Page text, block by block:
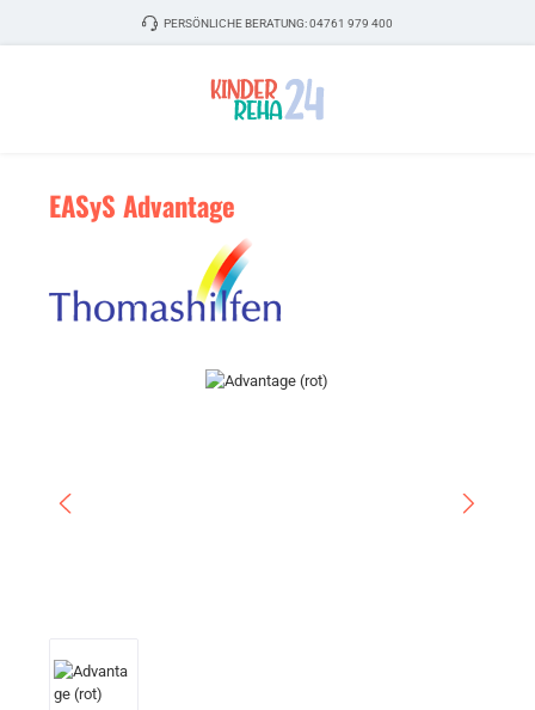
Zum Hauptinhalt springenPERSÖNLICHE BERATUNG:04761 979 400
EASyS Advantage
Bildergalerie überspringen